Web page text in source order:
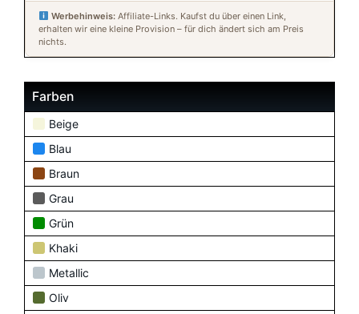
Werbehinweis:Affiliate-Links. Kaufst du über einen Link,
erhalten wir eine kleine Provision – für dich ändert sich am Preis
nichts.
Farben
Beige
Blau
Braun
Grau
Grün
Khaki
Metallic
Oliv